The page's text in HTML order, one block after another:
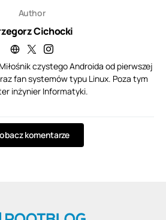
Author
Cichocki
czystego Androida od pierwszej
fan systemów typu Linux. Poza tym
inżynier Informatyki.
komentarze